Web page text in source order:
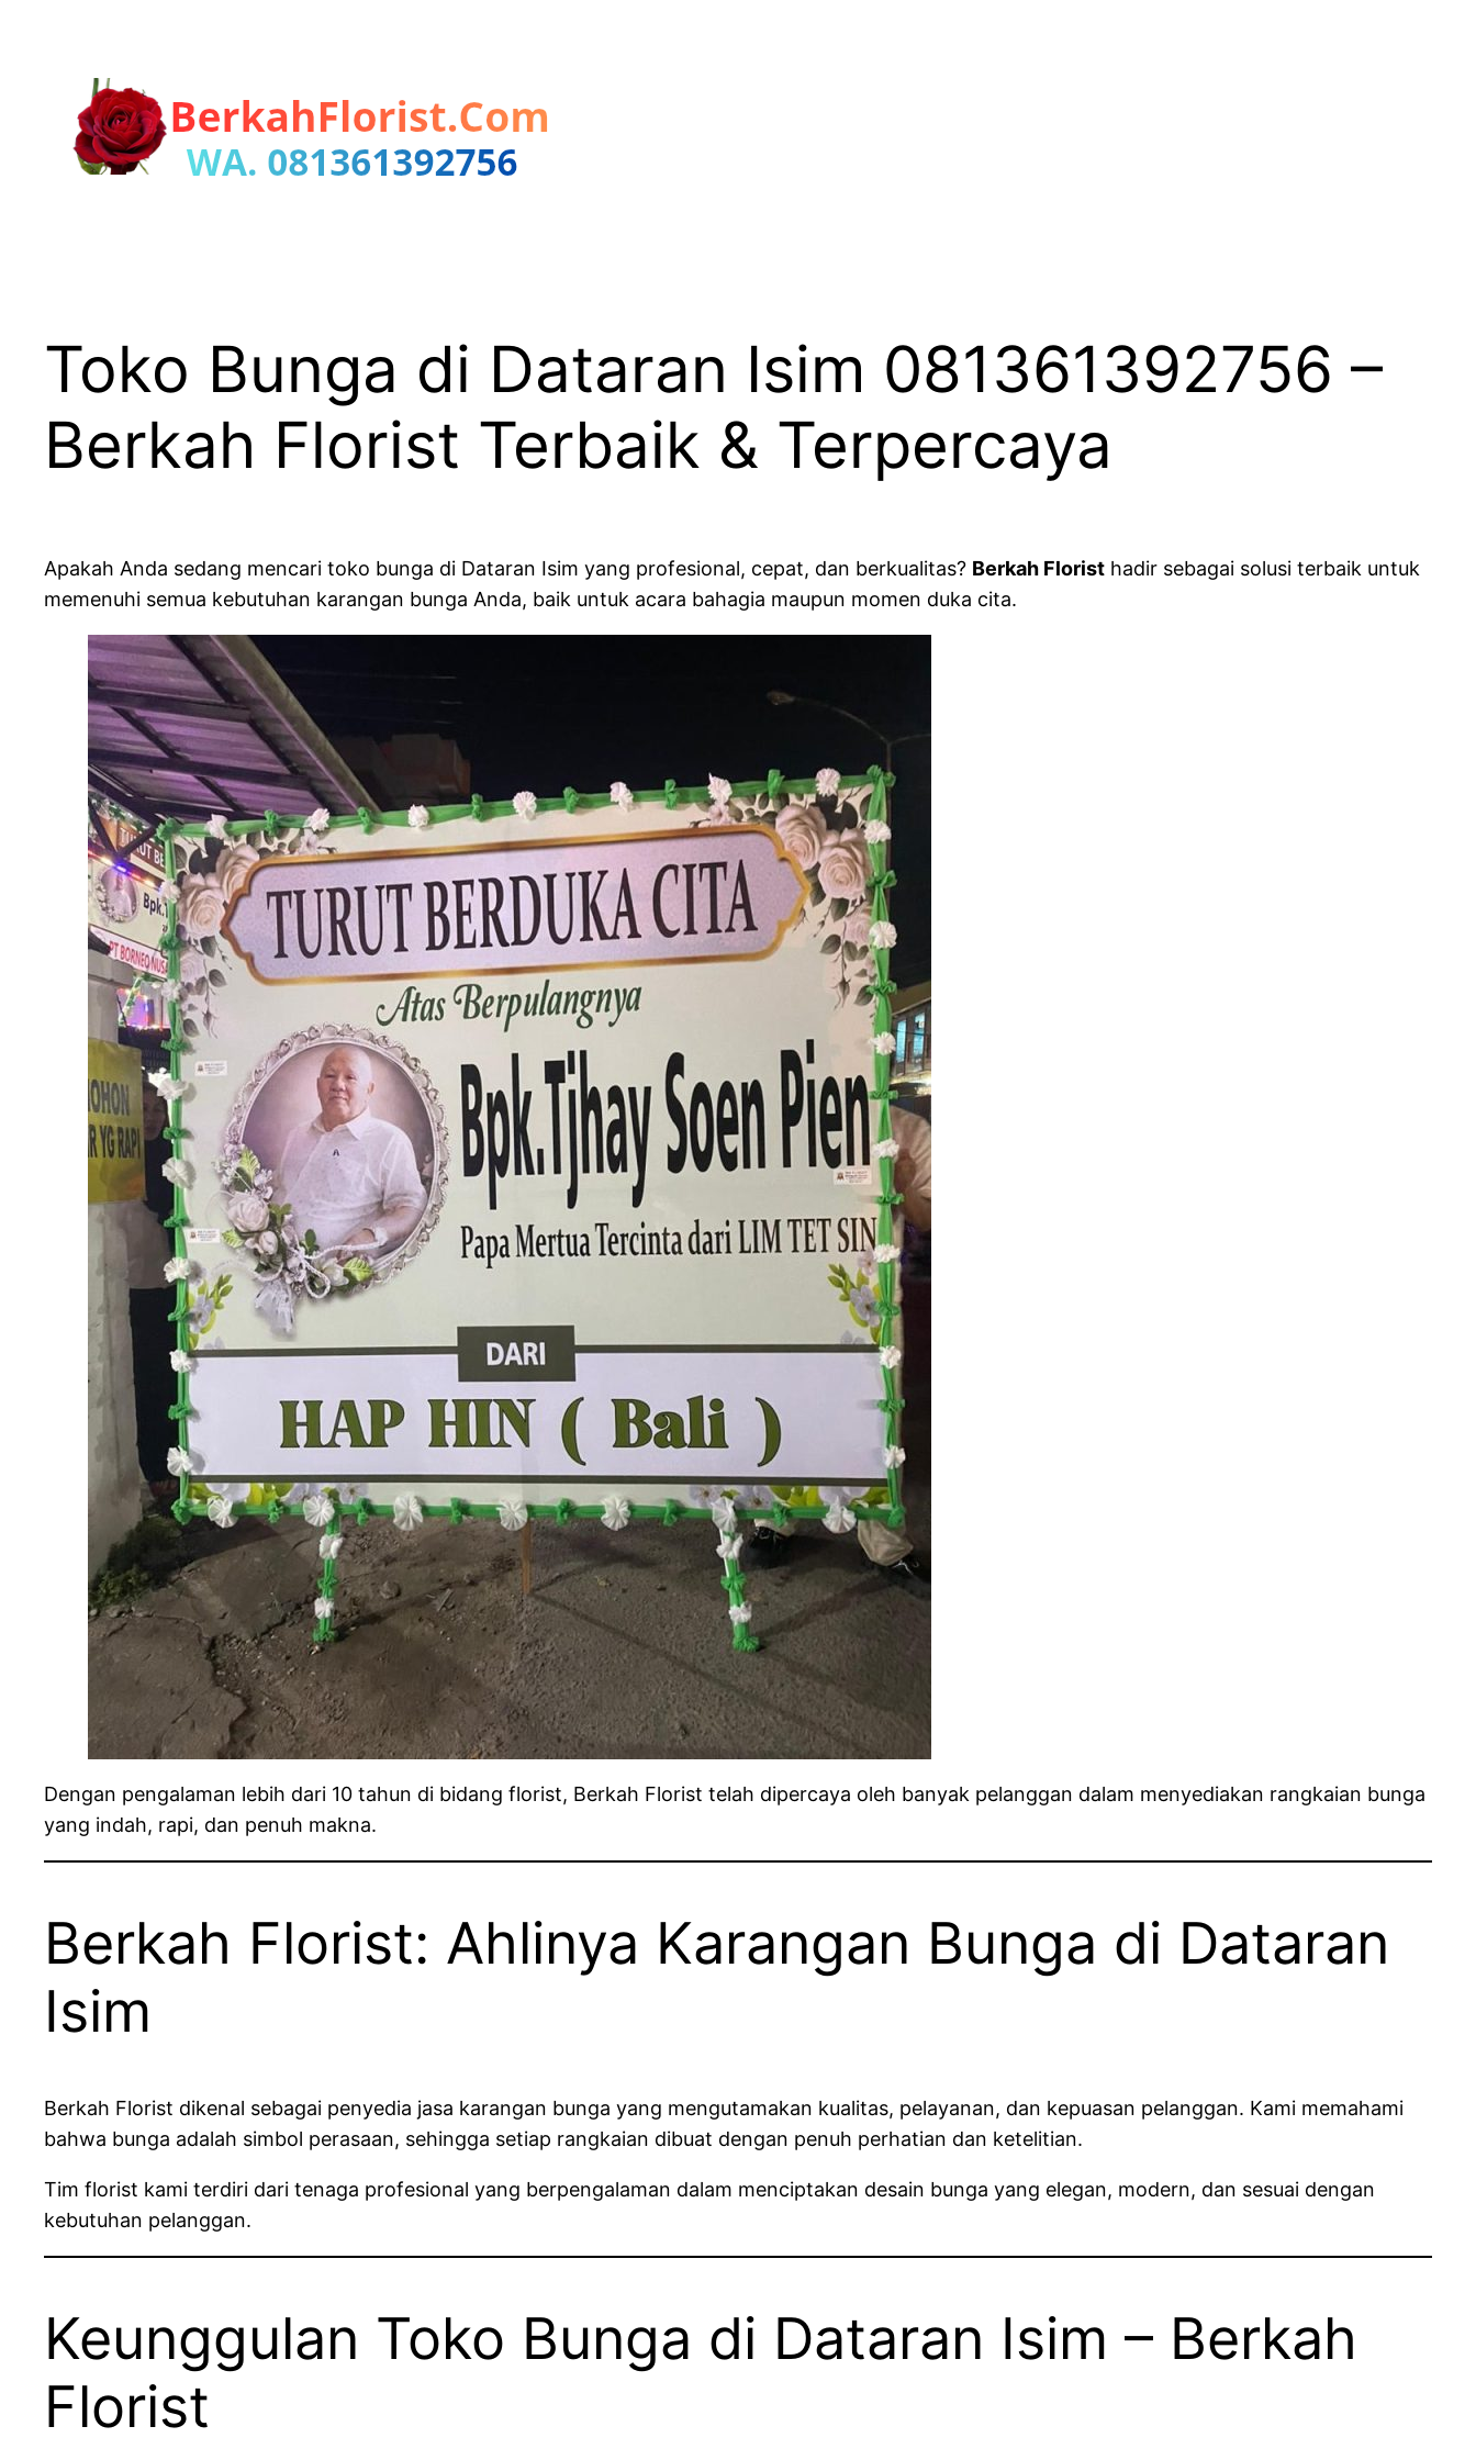
Toko Bunga di Dataran Isim 081361392756 –
Berkah Florist Terbaik & Terpercaya
Apakah Anda sedang mencari toko bunga di Dataran Isim yang profesional, cepat, dan berkualitas? Berkah Florist hadir sebagai solusi terbaik untuk
memenuhi semua kebutuhan karangan bunga Anda, baik untuk acara bahagia maupun momen duka cita.
Dengan pengalaman lebih dari 10 tahun di bidang florist, Berkah Florist telah dipercaya oleh banyak pelanggan dalam menyediakan rangkaian bunga
yang indah, rapi, dan penuh makna.
Berkah Florist: Ahlinya Karangan Bunga di Dataran
Isim
Berkah Florist dikenal sebagai penyedia jasa karangan bunga yang mengutamakan kualitas, pelayanan, dan kepuasan pelanggan. Kami memahami
bahwa bunga adalah simbol perasaan, sehingga setiap rangkaian dibuat dengan penuh perhatian dan ketelitian.
Tim florist kami terdiri dari tenaga profesional yang berpengalaman dalam menciptakan desain bunga yang elegan, modern, dan sesuai dengan
kebutuhan pelanggan.
Keunggulan Toko Bunga di Dataran Isim – Berkah
Florist